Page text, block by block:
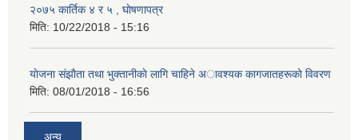
२०७५ कार्तिक ४ र ५ , घाेषणापत्र
मिति: 10/22/2018 - 15:16
याेजना संझाैता तथा भुक्तानीकाे लागि चाहिने अावश्यक कागजातहरूकाे विवरण
मिति: 08/01/2018 - 16:56
अन्य